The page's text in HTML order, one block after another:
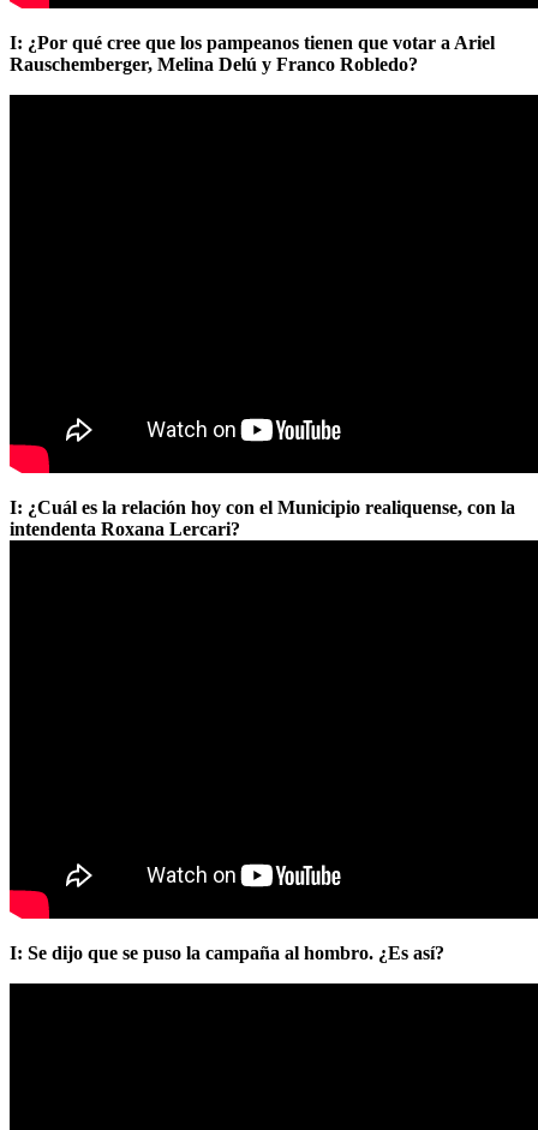
I: ¿Por qué cree que los pampeanos tienen que votar a Ariel
Rauschemberger, Melina Delú y Franco Robledo?
I: ¿Cuál es la relación hoy con el Municipio realiquense, con la
intendenta Roxana Lercari?
I: Se dijo que se puso la campaña al hombro. ¿Es así?